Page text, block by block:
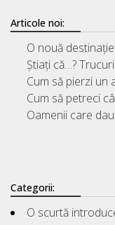
Articole noi:
O nouă
Știați că…?
Cum să pierzi un
Cum să petreci
Oamenii care
Categorii:
O scurtă